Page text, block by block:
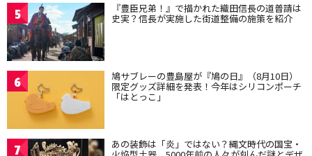
5 『豊臣兄弟！』で描かれた織田信長の道普請は
史実？信長が実施した街道整備の施策を紹介
6 鳩サブレーの豊島屋が『鳩の日』（8月10日）
限定グッズ詳細を発表！今年はシリコンポーチ
「はとっこ」
7 あの装飾は「炎」ではない？縄文時代の国宝・